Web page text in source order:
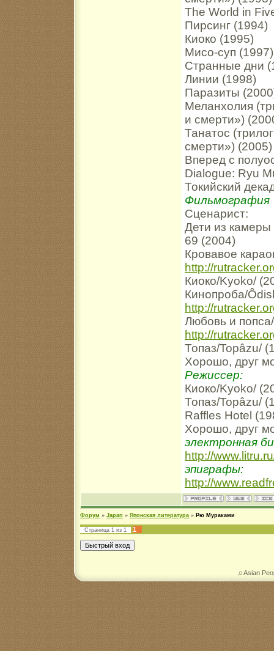
The World in
Пирсинг (1994)
Киоко (1995)
Мисо-суп (1997)
Странные дни
Линии (1998)
Паразиты
Меланхолия
и смерти»)
Танатос
смерти») (2005)
Вперед с
Dialogue: Ryu
Токийский
Фильмография
Сценарист:
Дети из
69 (2004)
Кровавое
http://
Киоко/Kyoko/
Кинопроба/
http://
Любовь и
http://
Топаз/Topâzu/
Хорошо, друг
Режиссер:
Киоко/Kyoko/
Топаз/Topâzu/
Raffles Hotel
Хорошо, друг
электронная
http://
эпиграфы:
http://
Форум » Japan » Японская литература » Рю Мураками
Страница 1 из 1 1
♫ Asian